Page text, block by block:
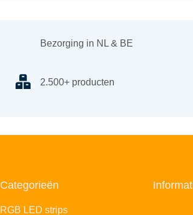
Bezorging in NL & BE
2.500+ producten
Categorieën
RGB LED strips